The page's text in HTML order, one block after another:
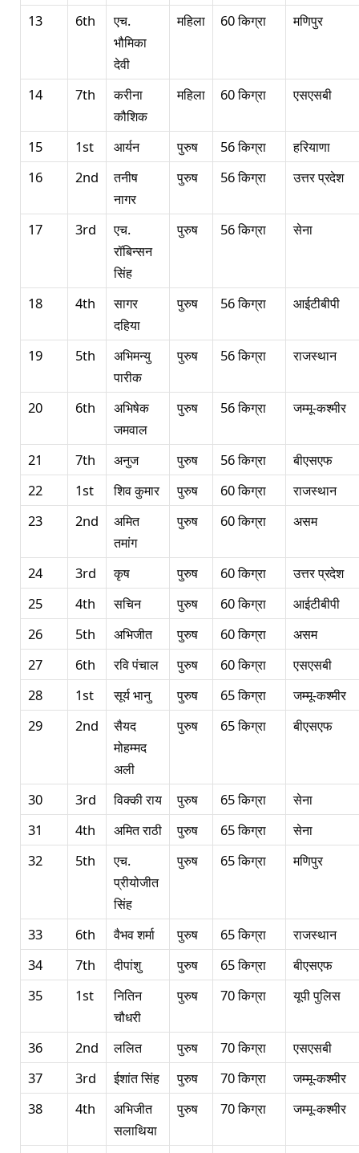
13 6th
एच.
भौमिका
देवी
महिला 60 किग्रा मणिपुर
14 7th
करीना
कौशिक
महिला 60 किग्रा एसएसबी
15 1st आर्यन पुरुष 56 किग्रा
हरियाणा
16
2nd
तनीष
नागर
पुरुष 56 किग्रा उत्तर प्रदेश
17 3rd
एच.
रॉबिन्सन
सिंह
पुरुष 56 किग्रा सेना
18 4th
सागर
दहिया
पुरुष 56 किग्रा आईटीबीपी
19 5th
अभिमन्यु
पारीक
पुरुष 56 किग्रा राजस्थान
20 6th
अभिषेक
जमवाल
पुरुष 56 किग्रा जम्मू-कश्मीर
21 7th अनुज पुरुष 56 किग्रा
बीएसएफ
22
1st शिव कुमार पुरुष 60 किग्रा
राजस्थान
23
2nd
अमित
तमांग
पुरुष 60 किग्रा असम
24 3rd कृष पुरुष 60 किग्रा
उत्तर प्रदेश
25
4th सचिन पुरुष 60 किग्रा
आईटीबीपी
26
5th अभिजीत पुरुष 60 किग्रा
असम
27
6th रवि पंचाल पुरुष 60 किग्रा
एसएसबी
28
1st सूर्य भानु पुरुष 65 किग्रा
जम्मू-कश्मीर
29
2nd
सैयद
मोहम्मद
अली
पुरुष 65 किग्रा बीएसएफ
30 3rd विक्की राय पुरुष 65 किग्रा
सेना
31
4th अमित राठी पुरुष 65 किग्रा
सेना
32
5th
एच.
प्रीयोजीत
सिंह
पुरुष 65 किग्रा मणिपुर
33 6th वैभव शर्मा पुरुष 65 किग्रा
राजस्थान
34
7th दीपांशु पुरुष 65 किग्रा
बीएसएफ
35
1st
नितिन
चौधरी
पुरुष 70 किग्रा यूपी पुलिस
36 2nd ललित पुरुष 70 किग्रा
एसएसबी
37
3rd ईशांत सिंह पुरुष 70 किग्रा
जम्मू-कश्मीर
38
4th
अभिजीत
सलाथिया
पुरुष 70 किग्रा जम्मू-कश्मीर